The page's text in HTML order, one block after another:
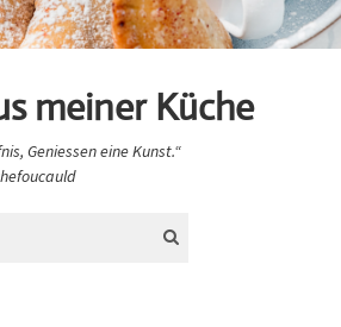
meiner Küche
Geniessen eine Kunst.“